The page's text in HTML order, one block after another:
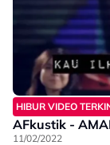
HIBUR VIDEO
AFkustik -
11/02/2022